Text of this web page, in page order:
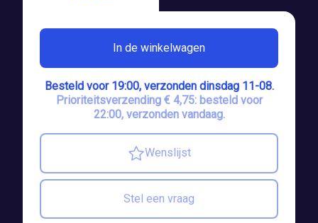
In de winkelwagen
Besteld voor 19:00, verzonden dinsdag 11-08.
Prioriteitsverzending € 4,75: besteld voor
22:00, verzonden vandaag.
Wenslijst
Stel een vraag